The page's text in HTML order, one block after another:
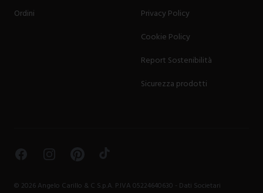
Ordini
Privacy Policy
Cookie Policy
Report Sostenibilità
Sicurezza prodotti
FacebookInstagramPinterestTikTok
© 2026 Angelo Carillo & C S.p.A. P.IVA 05224640630 - Dati Societari